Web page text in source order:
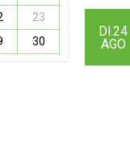
23
30
Dl.24
AGO